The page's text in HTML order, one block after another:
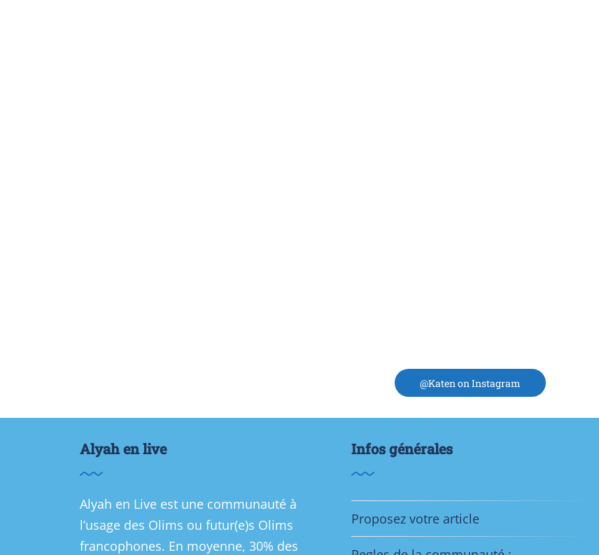
@Katen on Instagram
Alyah en live
Alyah en Live est une communauté à
l’usage des Olims ou futur(e)s Olims
francophones. En moyenne, 30% des
Infos générales
Proposez votre article